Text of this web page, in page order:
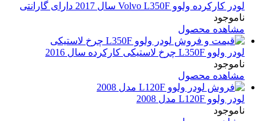
لودر کارکرده ولوو Volvo L350F سال 2017 دارای گارانتی
ناموجود
مشاهده محصول
لودر ولوو L350F چرخ لاستیکی کارکرده سال 2016
ناموجود
مشاهده محصول
لودر ولوو L120F مدل 2008
ناموجود